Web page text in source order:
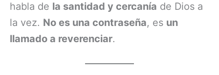
habla de la santidad y cercanía de Dios a
la vez. No es una contraseña, es un
llamado a reverenciar.